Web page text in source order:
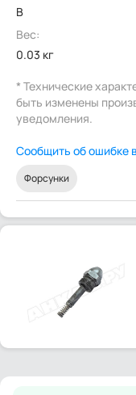
B
Вес:
0.03 кг
* Технические
быть изменены
уведомления.
Сообщить об ошибке
Форсунки